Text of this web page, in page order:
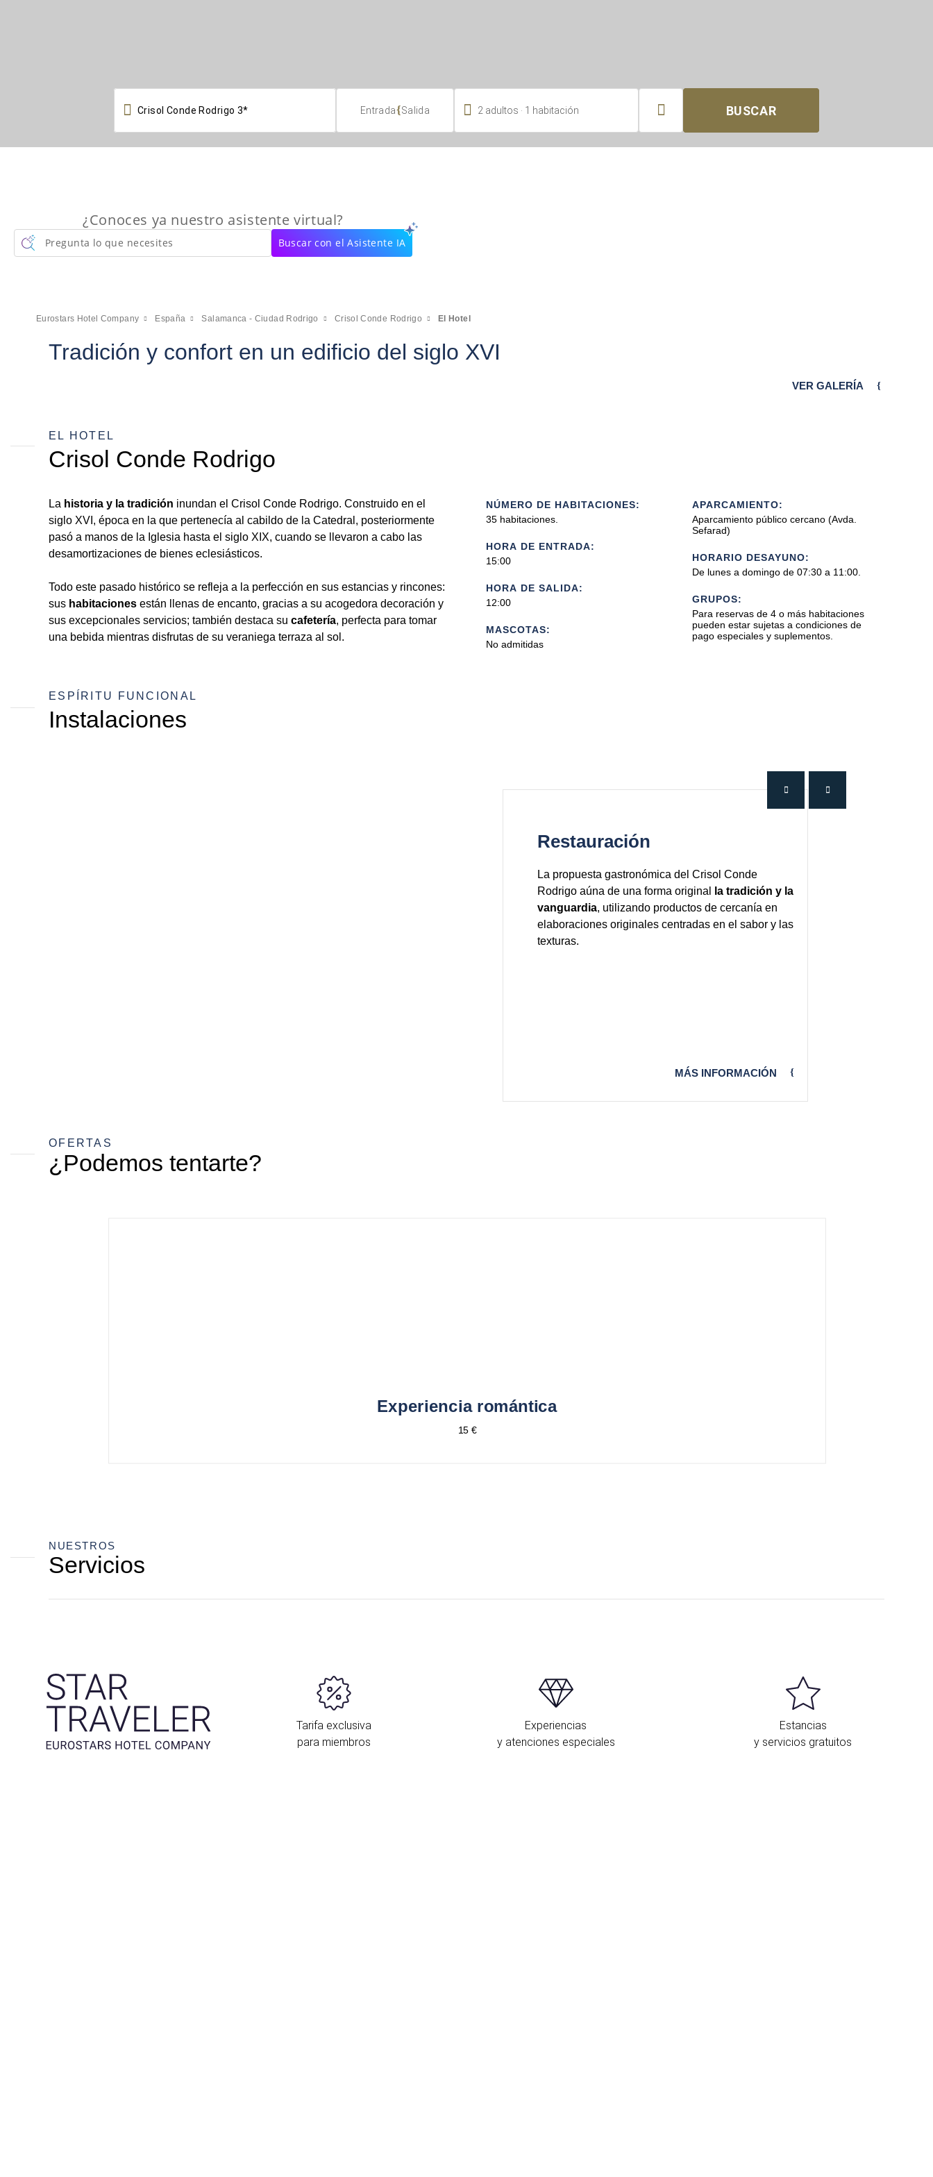
 Entrada{Salida  2 adultos 1 habitación  BUSCAR
¿Conoces ya nuestro asistente virtual?
Pregunta lo que necesites Buscar con el Asistente IA
Eurostars Hotel Company España Salamanca - Ciudad Rodrigo Crisol Conde Rodrigo El Hotel
Tradición y confort en un edificio del siglo XVI
VER GALERÍA
EL HOTEL
Crisol Conde Rodrigo
La historia y la tradición inundan el Crisol Conde Rodrigo. Construido en el
siglo XVI, época en la que pertenecía al cabildo de la Catedral, posteriormente
pasó a manos de la Iglesia hasta el siglo XIX, cuando se llevaron a cabo las
desamortizaciones de bienes eclesiásticos.
Todo este pasado histórico se refleja a la perfección en sus estancias y rincones:
sus habitaciones están llenas de encanto, gracias a su acogedora decoración y
sus excepcionales servicios; también destaca su cafetería, perfecta para tomar
una bebida mientras disfrutas de su veraniega terraza al sol.
NÚMERO DE HABITACIONES:
35 habitaciones.
HORA DE ENTRADA:
15:00
HORA DE SALIDA:
12:00
MASCOTAS:
No admitidas
APARCAMIENTO:
Aparcamiento público cercano (Avda.
Sefarad)
HORARIO DESAYUNO:
De lunes a domingo de 07:30 a 11:00.
GRUPOS:
Para reservas de 4 o más habitaciones
pueden estar sujetas a condiciones de
pago especiales y suplementos.
ESPÍRITU FUNCIONAL
Instalaciones
Restauración
La propuesta gastronómica del Crisol Conde
Rodrigo aúna de una forma original
la tradición y la
vanguardia, utilizando productos de cercanía en
elaboraciones originales centradas en el sabor y las
texturas.
MÁS INFORMACIÓN
OFERTAS
¿Podemos tentarte?
Experiencia romántica
15 €
NUESTROS
Servicios
Tarifa exclusiva
para miembros
Experiencias
y atenciones especiales
Estancias
y servicios gratuitos